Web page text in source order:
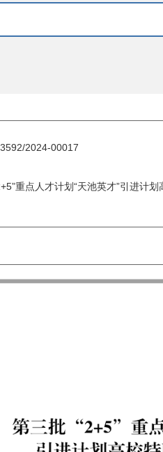
2024-00017
重点人才计划“天池英才”引进计